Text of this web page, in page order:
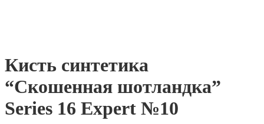
Кисть синтетика
“Скошенная шотландка”
Series 16 Expert №10